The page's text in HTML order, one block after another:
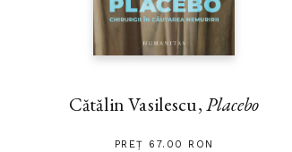
Cătălin Vasilescu,Placebo
PREȚ 67.00 RON